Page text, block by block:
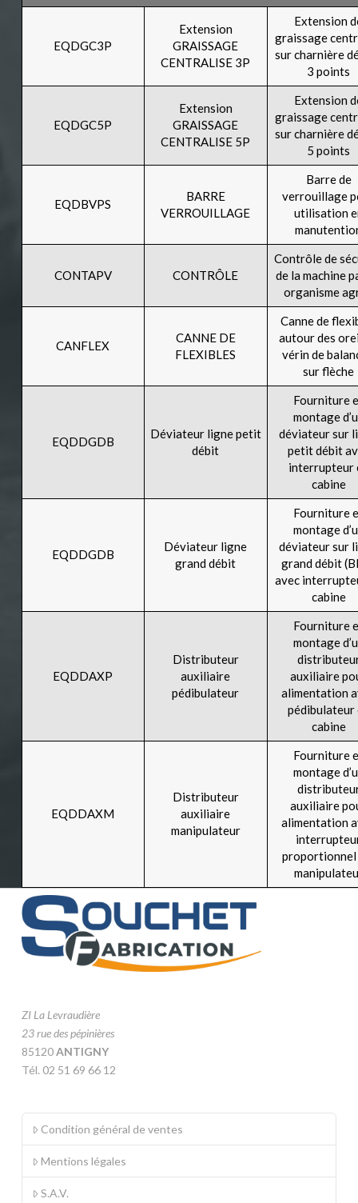
EQDGC3P
Extension
GRAISSAGE
CENTRALISE 3P
Extension
graissage
sur charnière
3 points
EQDGC5P
Extension
GRAISSAGE
CENTRALISE 5P
Extension
graissage
sur charnière
5 points
EQDBVPS
BARRE
VERROUILLAGE
Barre de
verrouillage
utilisation
CONTAPV CONTRÔLE
Contrôle de
de la machine
organisme
CANFLEX
CANNE DE
FLEXIBLES
Canne de
autour des
vérin de
sur flèche
EQDDGDB
Déviateur ligne petit
débit
Fourniture
montage
déviateur sur
petit débit
interrupteur
cabine
EQDDGDB
Déviateur ligne
grand débit
Fourniture
montage
déviateur sur
grand débit
avec
cabine
EQDDAXP
Distributeur
auxiliaire
pédibulateur
Fourniture
montage
auxiliaire
alimentation
pédibulateur
cabine
EQDDAXM
Distributeur
auxiliaire
manipulateur
Fourniture
montage
auxiliaire
alimentation
proportionnel
ZI La Levraudière
23 rue des pépinières
85120ANTIGNY
Tél. 02 51 69 66 12
Condition général de ventes
Mentions légales
S.A.V.